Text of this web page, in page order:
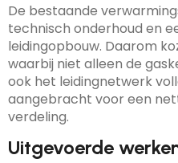
De bestaande
technisch onderhoud en
leidingopbouw. Daarom
waarbij niet alleen de
ook het leidingnetwerk
aangebracht voor een
verdeling.
Uitgevoerde